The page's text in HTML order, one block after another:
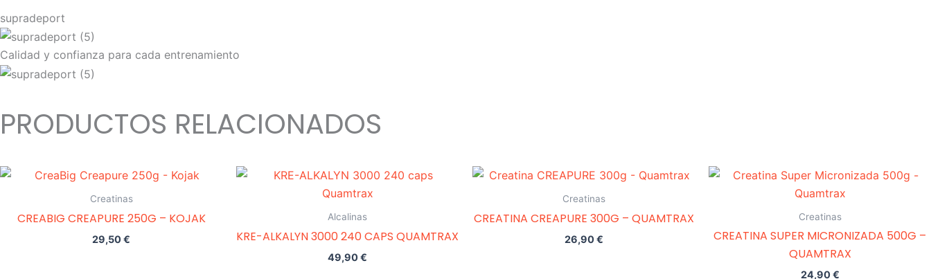
supradeport
Calidad y confianza para cada entrenamiento
PRODUCTOS RELACIONADOS
Creatinas
CREABIG CREAPURE 250G – KOJAK
29,50€
Alcalinas
KRE-ALKALYN 3000 240 CAPS QUAMTRAX
49,90€
Creatinas
CREATINA CREAPURE 300G – QUAMTRAX
26,90€
Creatinas
CREATINA SUPER MICRONIZADA 500G –
QUAMTRAX
24,90€